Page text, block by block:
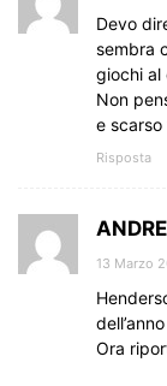
Devo
sembra
giochi
Non
e
Risposta
13 Marzo
Ora